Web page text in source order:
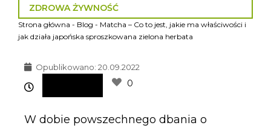
ZDROWA ŻYWNOŚĆ
Strona główna - Blog - Matcha – Co to jest, jakie ma właściwości i
jak działa japońska sproszkowana zielona herbata
Opublikowano: 20.09.2022
0
W dobie powszechnego dbania o